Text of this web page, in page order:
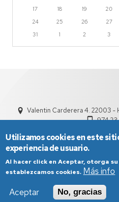
17
18 19 20
24
25 26 27
31
1 2 3
Valentin Carderera 4. 22003 -
974 23
Utilizamos cookies en este
experiencia de usuario.
Al hacer click en Aceptar, otorga
establezcamos cookies. Más info
Aceptar
No, gracias